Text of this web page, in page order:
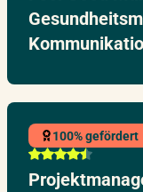
100% gefördert